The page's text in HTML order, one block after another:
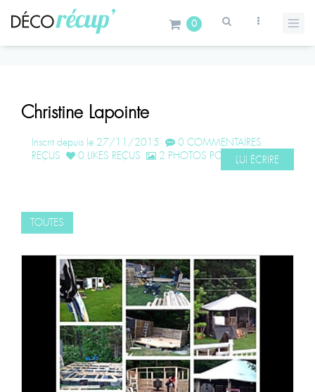
0
Christine Lapointe
Inscrit depuis le 27/11/2015
0 COMMENTAIRES
REÇUS
0 LIKES REÇUS 2 PHOTOS POSTÉESLUI ÉCRIRE
TOUTES